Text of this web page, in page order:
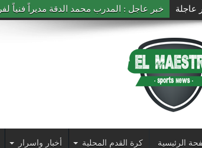
عاجلة خبر عاجل : المدرب محمد الدقة مديراً فنياً
الرئيسية كرة القدم المحلية أخبار واسرار